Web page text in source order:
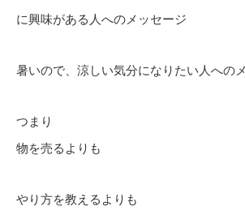
に興味がある人へのメッセージ
暑いので、涼しい気分になりたい人への
つまり
物を売るよりも
やり方を教えるよりも